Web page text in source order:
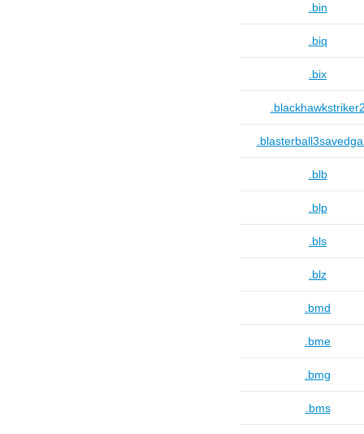
.bin
.biq
.bix
.blb
.blp
.bls
.blz
.bmd
.bme
.bmg
.bms